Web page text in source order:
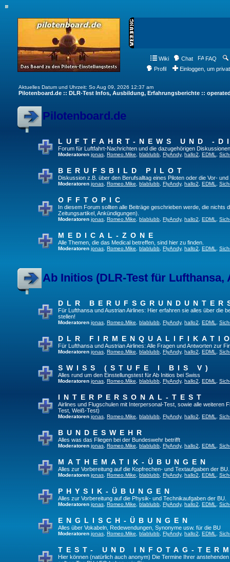
Wiki Chat FAQ
Profil
Einloggen, um
Aktuelles Datum und Uhrzeit: So Aug 09, 2026 12:37 am
Pilotenboard.de :: DLR-Test Infos, Ausbildung, Erfahrungsberichte ::
Pilotenboard.de
LUFTFAHRT-NEWS UND -
Forum für Luftfahrt-Nachrichten und die dazugehörigen
Moderatoren jonas Romeo.Mike blablubb FlyAndy, hallo2 EDML
BERUFSBILD PILOT
Diskussion z.B. über den Berufsalltag eines Piloten oder die Vor-
Moderatoren jonas Romeo.Mike blablubb FlyAndy, hallo2 EDML
OFFTOPIC
In diesem Forum sollten alle Beiträge geschrieben werde, die
Zeitungsartikel, Ankündigungen).
Moderatoren jonas Romeo.Mike blablubb FlyAndy, hallo2 EDML
MEDICAL-ZONE
Alle Themen, die das Medical betreffen, sind hier zu finden.
Moderatoren jonas Romeo.Mike blablubb FlyAndy, hallo2 EDML
Ab Initios (DLR-Test für Lufthansa,
DLR
Für Lufthansa und Austrian Airlines: Hier erfahren sie alles über die
stellen!
Moderatoren jonas Romeo.Mike blablubb FlyAndy, hallo2 EDML
DLR
Für Lufthansa und Austrian Airlines: Alle Fragen und Antworten zur
Moderatoren jonas Romeo.Mike blablubb FlyAndy, hallo2 EDML
SWISS (STUFE I BIS V)
Alles rund um den Einstellungstest für Ab Initios bei Swiss
Moderatoren jonas Romeo.Mike blablubb FlyAndy, hallo2 EDML
INTERPERSONAL-TEST
Airlines und Flugschulen mit Interpersonal-Test, sowie alle weiteren
Test, Weiß-Test)
Moderatoren jonas Romeo.Mike blablubb FlyAndy, hallo2 EDML
BUNDESWEHR
Alles was das Fliegen bei der Bundeswehr betrifft
Moderatoren jonas Romeo.Mike blablubb FlyAndy, hallo2 EDML
MATHEMATIK-ÜBUNGEN
Alles zur Vorbereitung auf die Kopfrechen- und Textaufgaben der BU.
Moderatoren jonas Romeo.Mike blablubb FlyAndy, hallo2 EDML
PHYSIK-ÜBUNGEN
Alles zur Vorbereitung auf die Physik- und Technikaufgaben der BU.
Moderatoren jonas Romeo.Mike blablubb FlyAndy, hallo2 EDML
ENGLISCH-ÜBUNGEN
Alles über Vokabeln, Redewendungen, Synonyme usw. für die BU
Moderatoren jonas Romeo.Mike blablubb FlyAndy, hallo2 EDML
TEST- UND INFOTAG-
Hier können (natürlich auch anonym) Die Termine Ihrer